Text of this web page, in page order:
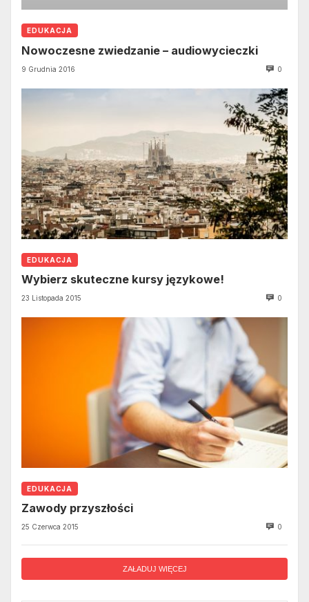
EDUKACJA
Nowoczesne zwiedzanie – audiowycieczki
9 Grudnia 2016 0
EDUKACJA
Wybierz skuteczne kursy językowe!
23 Listopada 2015 0
EDUKACJA
Zawody przyszłości
25 Czerwca 2015 0
ZAŁADUJ WIĘCEJ